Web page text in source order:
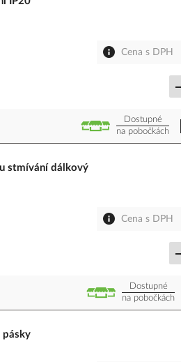
Cena s DPH
Dostupné
na pobočkách
stmívání dálkový
Cena s DPH
Dostupné
na pobočkách
pásky